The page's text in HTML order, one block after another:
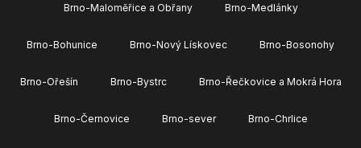
Brno-Maloměřice a Obřany Brno-Medlánky
Brno-Bohunice Brno-Nový Lískovec Brno-Bosonohy
Brno-Ořešín Brno-Bystrc Brno-Řečkovice a Mokrá Hora
Brno-Černovice Brno-sever Brno-Chrlice